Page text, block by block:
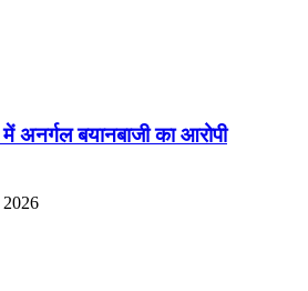
अनर्गल बयानबाजी का आरोपी